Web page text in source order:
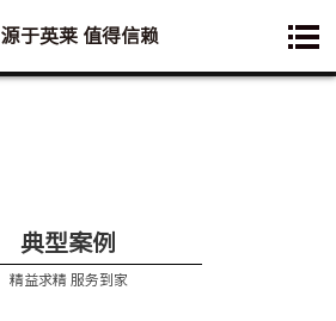
您想要了解的业务是:
源于英莱 值得信赖
典型案例
精益求精 服务到家